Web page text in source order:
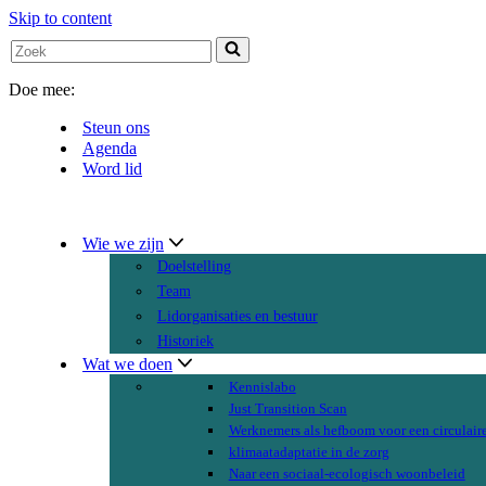
Skip to content
Search
for...
Doe mee:
Steun ons
Agenda
Word lid
Wie we zijn
Doelstelling
Team
Lidorganisaties en bestuur
Historiek
Wat we doen
Kennislabo
Just Transition Scan
Werknemers als hefboom voor een
klimaatadaptatie in de zorg
Naar een sociaal-ecologisch woonbeleid